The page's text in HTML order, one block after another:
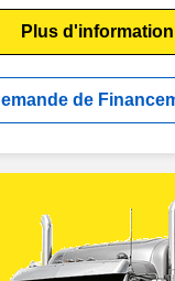
Plus d'information
de